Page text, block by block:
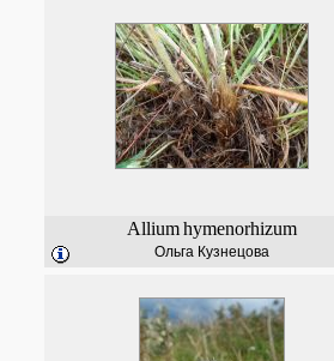
Alliumhymenorhizum
Ольга Кузнецова